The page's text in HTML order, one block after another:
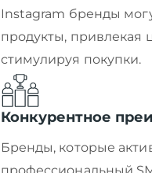
Instagram бренды
продукты, привлекая
стимулируя покупки.
Конкурентное
Бренды, которые